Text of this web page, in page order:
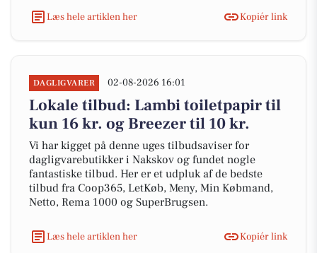
Læs hele artiklen her
Kopiér link
DAGLIGVARER 02-08-2026 16:01
Lokale tilbud: Lambi toiletpapir til
kun 16 kr. og Breezer til 10 kr.
Vi har kigget på denne uges tilbudsaviser for
dagligvarebutikker i Nakskov og fundet nogle
fantastiske tilbud. Her er et udpluk af de bedste
tilbud fra Coop365, LetKøb, Meny, Min Købmand,
Netto, Rema 1000 og SuperBrugsen.
Læs hele artiklen her Kopiér link